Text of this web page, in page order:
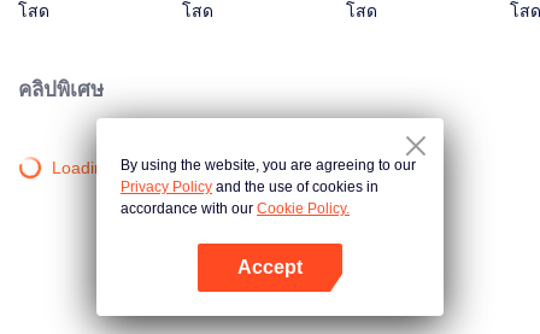
โสด
โสด
โสด
โสด
คลิปพิเศษ
Loading…By using the website, you are agreeing to our
Privacy Policy and the use of cookies in
accordance with our Cookie Policy.
Accept